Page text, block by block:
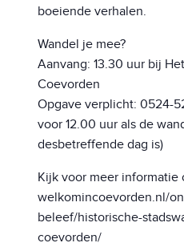
boeiende verhalen.
Wandel je mee?
Aanvang: 13.30 uur bij
Coevorden
Opgave verplicht: 0524-
voor 12.00 uur als de
desbetreffende dag is)
Kijk voor meer informatie
welkomincoevorden.nl/
beleef/historische-
coevorden/